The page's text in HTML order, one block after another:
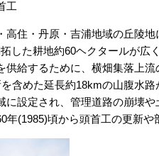
工
住・丹原・吉浦地域の丘陵
した耕地約60ヘクタールが広
供給するために、横畑集落上
含めた延長約18kmの山腹水路
設定され、管理道路の崩壊
(1985)頃から頭首工の更新や